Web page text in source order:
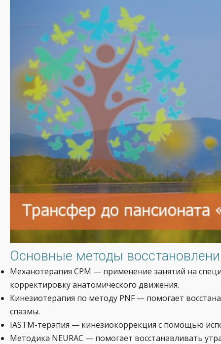
Основные методы
Механотерапия CPM — применение занятий на
корректировку анатомического движения.
Кинезиотерапия по методу PNF — помогает
спазмы.
IASTM-терапия — кинезиокоррекция с помощью
Методика NEURAC — помогает восстанавливать